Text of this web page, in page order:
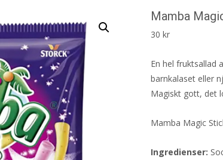
Mamba
30 kr
En hel fruktsallad
barnkalaset eller
Magiskt gott, det
Mamba Magic
Ingredienser: